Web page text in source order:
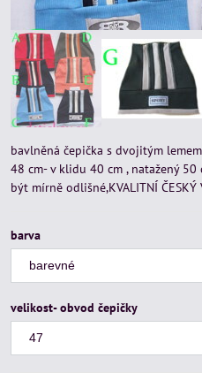
bavlněná čepička s dvojitým
48 cm- v klidu 40 cm , natažený
být mírně odlišné,KVALITNÍ ČESKÝ
barva
velikost- obvod čepičky